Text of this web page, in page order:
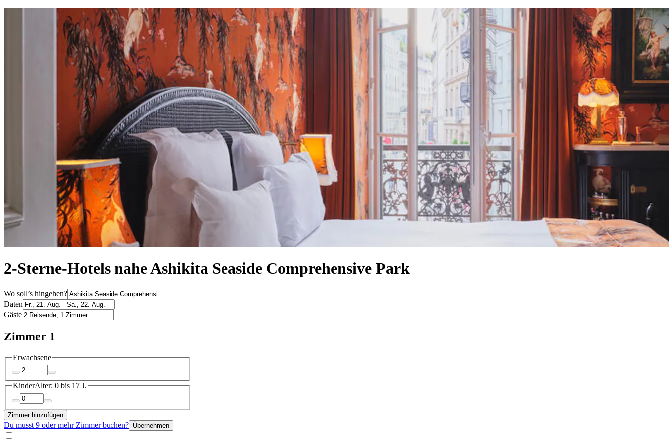
2-Sterne-Hotels nahe Ashikita Seaside Comprehensive Park
Wo soll’s hingehen?
Daten
Gäste
Zimmer 1
Erwachsene
KinderAlter: 0 bis 17 J.
Zimmer hinzufügen
Du musst 9 oder mehr Zimmer buchen? Übernehmen